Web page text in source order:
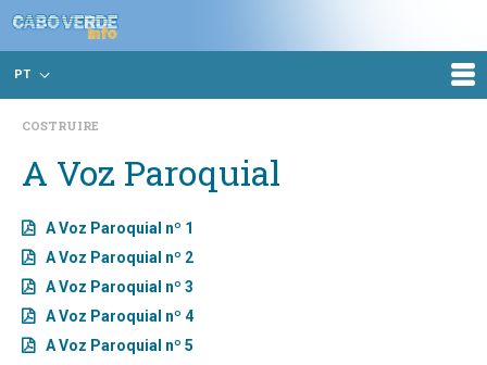
PT
COSTRUIRE
A Voz Paroquial
A Voz Paroquial nº 1
A Voz Paroquial nº 2
A Voz Paroquial nº 3
A Voz Paroquial nº 4
A Voz Paroquial nº 5